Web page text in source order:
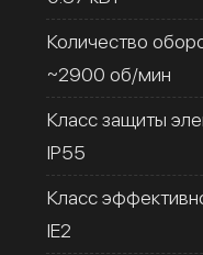
Количество
~2900 об/мин
Класс защиты
IP55
Класс
IE2